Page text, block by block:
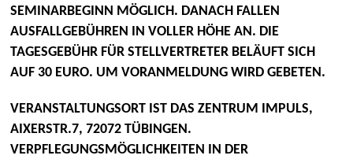
SEMINARBEGINN MÖGLICH. DANACH FALLEN
AUSFALLGEBÜHREN IN VOLLER HÖHE AN. DIE
TAGESGEBÜHR FÜR STELLVERTRETER BELÄUFT SICH
AUF 30 EURO. UM VORANMELDUNG WIRD GEBETEN.
VERANSTALTUNGSORT IST DASZENTRUM IMPULS,
AIXERSTR.7, 72072 TÜBINGEN.
VERPFLEGUNGSMÖGLICHKEITEN IN DER